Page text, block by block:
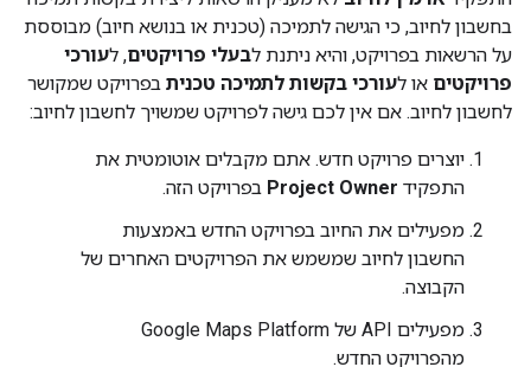
בחשבון לחיוב, כי הגישה לתמיכה (טכנית או בנושא חיוב) מבוססת
על הרשאות בפרויקט, והיא ניתנת לבעלי פרויקטים, לעורכי
פרויקטים או לעורכי בקשות לתמיכה טכנית בפרויקט שמקושר
לחשבון לחיוב. אם אין לכם גישה לפרויקט שמשויך לחשבון לחיוב:
יוצרים פרויקט חדש. אתם מקבלים אוטומטית את
התפקיד Project Owner בפרויקט הזה.
מפעילים את החיוב בפרויקט החדש באמצעות
החשבון לחיוב שמשמש את הפרויקטים האחרים של
הקבוצה.
מפעילים API של Google Maps Platform
מהפרויקט החדש.